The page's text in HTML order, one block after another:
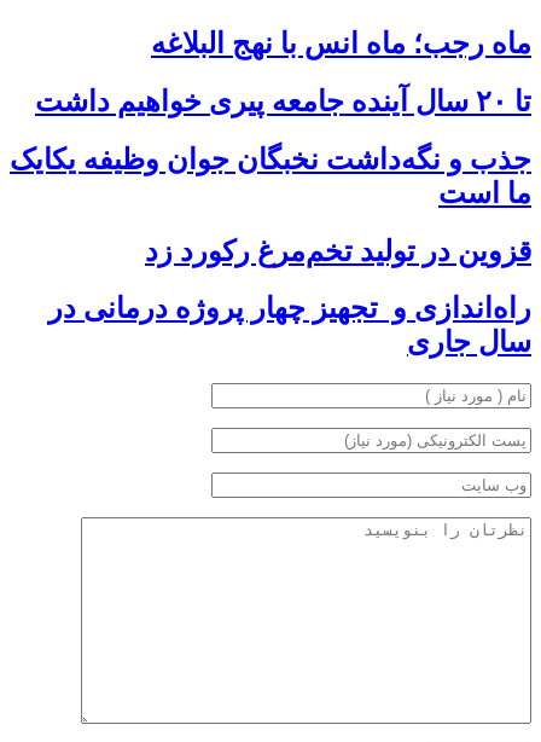
ماه رجب؛ ماه انس با نهج البلاغه
تا ۲۰ سال آینده جامعه پیری خواهیم داشت
جذب و نگه‌داشت نخبگان جوان وظیفه یکایک
ما است
قزوین در تولید تخم‌مرغ رکورد زد
راه‌اندازی و تجهیز چهار پروژه درمانی در
سال جاری